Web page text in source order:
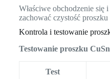
Właściwe obchodzenie się
zachować czystość
Kontrola i testowanie
Testowanie proszku
Test